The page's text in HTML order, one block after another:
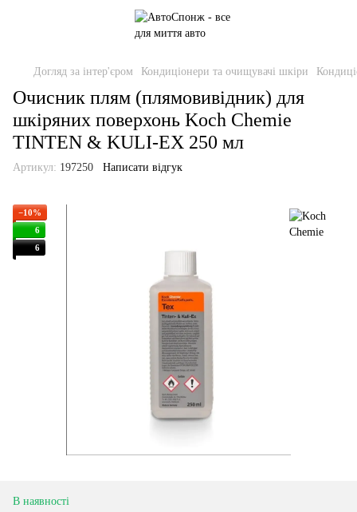
Догляд за інтер'єром Кондиціонери та очищувачі шкіри
Очисник плям (плямовивідник) для
шкіряних поверхонь Koch Chemie
TINTEN & KULI-EX 250 мл
Артикул: 197250 Написати відгук
−10%
6
6
В наявності